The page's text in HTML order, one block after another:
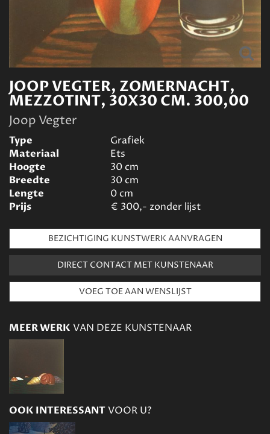
JOOP VEGTER, ZOMERNACHT,
MEZZOTINT, 30X30 CM. 300,00
Joop Vegter
Type
Grafiek
Materiaal
Ets
Hoogte
30cm
Breedte
30cm
Lengte
0cm
Prijs
€ 300,- zonder lijst
BEZICHTIGING KUNSTWERK AANVRAGEN
DIRECT CONTACT MET KUNSTENAAR
MEER WERK VAN DEZE KUNSTENAAR
OOK INTERESSANTVOOR U?